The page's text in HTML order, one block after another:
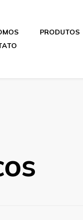
PRODUTOS